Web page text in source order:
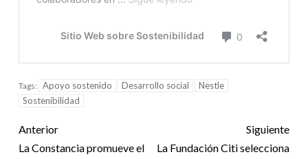
Tags: Apoyo sostenido Desarrollo social
Nestle
Sostenibilidad
Anterior
La Constancia promueve el
Siguiente
La Fundación Citi selecciona